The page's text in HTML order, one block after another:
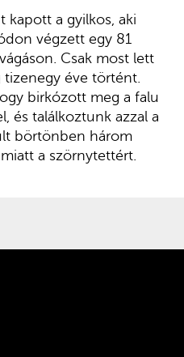
kapott a gyilkos, aki
végzett egy 81
Csak most lett
tizenegy éve történt.
birkózott meg a falu
és találkoztunk azzal a
börtönben három
a szörnytettért.